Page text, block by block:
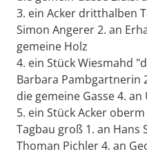
3. ein Acker dritthalben
Simon Angerer 2. an
gemeine Holz
4. ein Stück Wiesmahd
Barbara Pambgartnerin
die gemeine Gasse 4.
5. ein Stück Acker
Tagbau groß 1. an Hans
Thoman Pichler 4. an